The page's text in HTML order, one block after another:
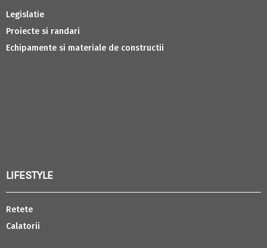
Legislatie
Proiecte si randari
Echipamente si materiale de constructii
LIFESTYLE
Retete
Calatorii